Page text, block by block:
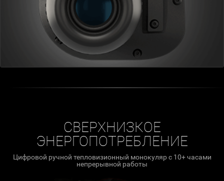
СВЕРХНИЗКОЕ
ЭНЕРГОПОТРЕБЛЕНИЕ
Цифровой ручной тепловизионный монокуляр с 10+ часами
непрерывной работы